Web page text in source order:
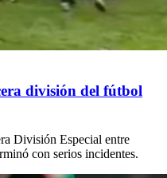
división del fútbol
División Especial entre
con serios incidentes.